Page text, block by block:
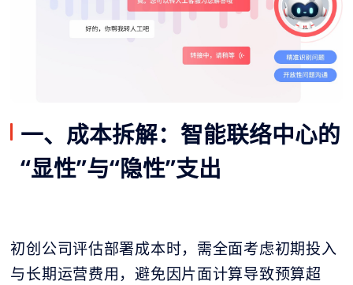
一、成本拆解：智能联络中心的
“显性”与“隐性”支出
初创公司评估部署成本时，需全面考虑初期投入
与长期运营费用，避免因片面计算导致预算超